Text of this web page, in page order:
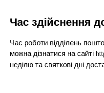
Час здійснення
Час роботи відділень
можна дізнатися на сайті
неділю та святкові дні